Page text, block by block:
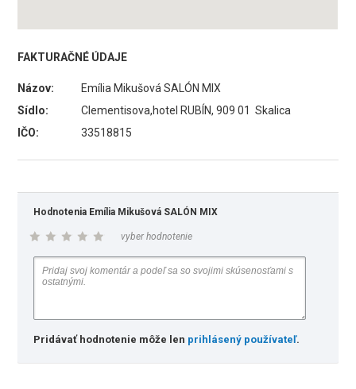
FAKTURAČNÉ ÚDAJE
Názov:
Emília Mikušová SALÓN MIX
Sídlo:
Clementisova,hotel RUBÍN, 909 01 Skalica
IČO:
33518815
Hodnotenia Emília Mikušová SALÓN MIX
vyber hodnotenie
Pridávať hodnotenie môže len prihlásený používateľ.